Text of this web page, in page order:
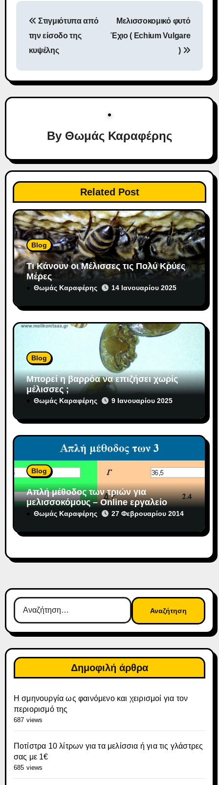
ή
γ
ά
θ
ρ
ω
ν
Στιγμιότυπα από
την είσοδο της
κυψέλης
Μελισσοκομικό φυτό
Έχιο ( Echium Vulgare
)
By Θωμάς Καραφέρης
Related Post
Blog
Τι Κάνουν οι Μέλισσες τις Πολύ Κρύες
Μέρες
Θωμάς Καραφέρης 14 Ιανουαρίου 2025
Blog
Μπορεί η βαρρόα να επιζήσει χωρίς
μέλισσες ;
Θωμάς Καραφέρης 9 Ιανουαρίου 2025
Blog
Απλή μέθοδος των τριών για
μελισσοκόμους – Online εργαλείο
Θωμάς Καραφέρης 27 Φεβρουαρίου 2014
Αναζήτηση
για:
Δημοφιλή άρθρα
Η σμηνουργία ως φαινόμενο και χειρισμοί για τον
περιορισμό της
687 views
Ποτίστρα 10 λίτρων για τα μελίσσια ή για τις γλάστρες
σας με 1€
685 views